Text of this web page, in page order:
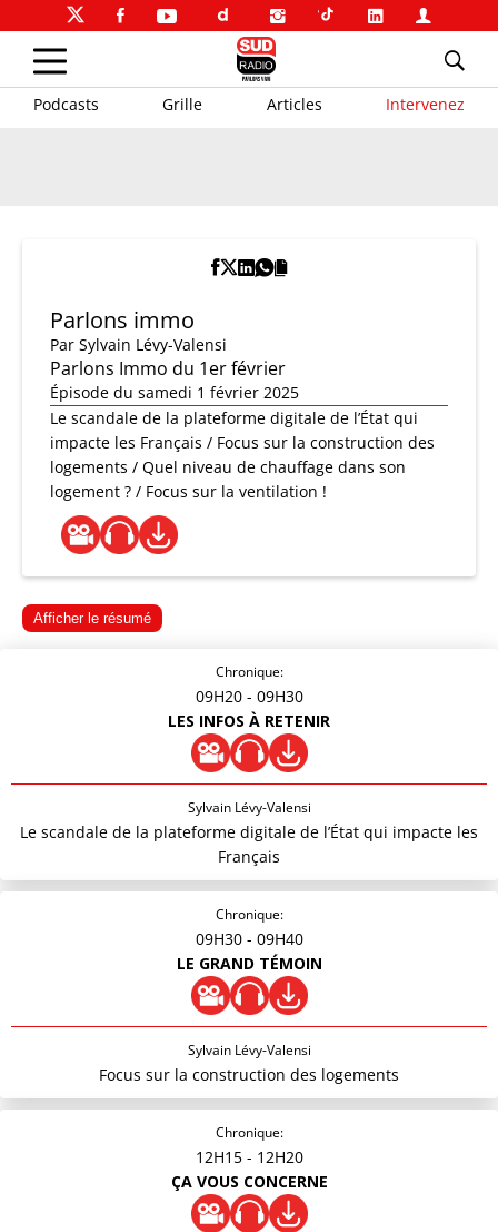
Podcasts Grille Articles Intervenez
Parlons immo
Par Sylvain Lévy-Valensi
Parlons Immo du 1er février
Épisode du samedi 1 février 2025
Le scandale de la plateforme digitale de l’État qui
impacte les Français / Focus sur la construction des
logements / Quel niveau de chauffage dans son
logement ? / Focus sur la ventilation !
Afficher le résumé
Chronique:
09H20 - 09H30
LES INFOS À RETENIR
Sylvain Lévy-Valensi
Le scandale de la plateforme digitale de l’État qui impacte les
Français
Chronique:
09H30 - 09H40
LE GRAND TÉMOIN
Sylvain Lévy-Valensi
Focus sur la construction des logements
Chronique:
12H15 - 12H20
ÇA VOUS CONCERNE